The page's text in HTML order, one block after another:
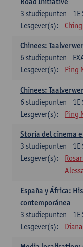
1E
3 studiepunten
Lesgever(s):
Chinees:
6 studiepunten
Lesgever(s):
Ping
Chinees:
1E
6 studiepunten
Lesgever(s):
Ping
Storia del cinema
1E
3 studiepunten
Lesgever(s):
España y África:
contemporánea
1E
3 studiepunten
Lesgever(s):